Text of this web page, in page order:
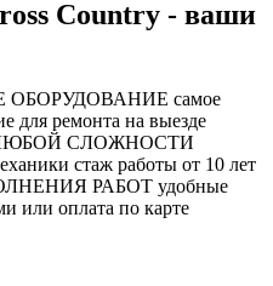
Country - ваши
ОБОРУДОВАНИЕ самое
для ремонта на выезде
СЛОЖНОСТИ
стаж работы от 10 лет
РАБОТ удобные
или оплата по карте